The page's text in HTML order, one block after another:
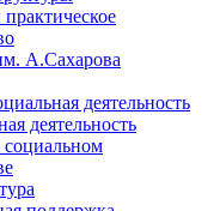
А.Сахарова
деятельность
деятельность